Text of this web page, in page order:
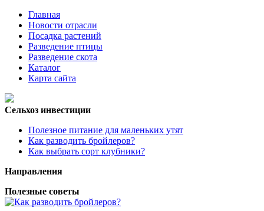
Главная
Новости отрасли
Посадка растений
Разведение птицы
Разведение скота
Каталог
Карта сайта
Сельхоз инвестиции
Полезное питание для маленьких утят
Как разводить бройлеров?
Как выбрать сорт клубники?
Направления
Полезные советы